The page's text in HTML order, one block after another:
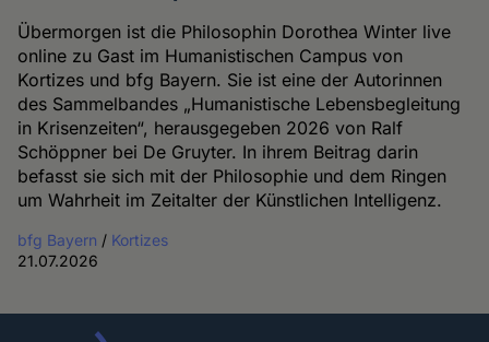
Übermorgen ist die Philosophin Dorothea Winter live
online zu Gast im Humanistischen Campus von
Kortizes und bfg Bayern. Sie ist eine der Autorinnen
des Sammelbandes „Humanistische Lebensbegleitung
in Krisenzeiten“, herausgegeben 2026 von Ralf
Schöppner bei De Gruyter. In ihrem Beitrag darin
befasst sie sich mit der Philosophie und dem Ringen
um Wahrheit im Zeitalter der Künstlichen Intelligenz.
bfg Bayern / Kortizes
21.07.2026